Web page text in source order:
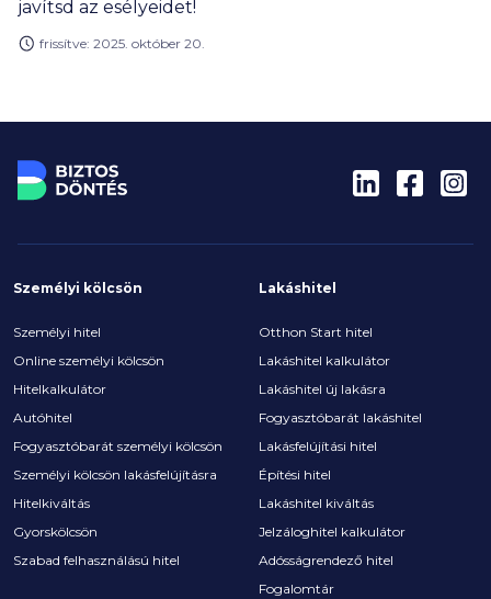
javítsd az esélyeidet!
frissítve: 2025. október 20.
Személyi kölcsön
Személyi hitel
Online személyi kölcsön
Hitelkalkulátor
Autóhitel
Fogyasztóbarát személyi kölcsön
Személyi kölcsön lakásfelújításra
Hitelkiváltás
Gyorskölcsön
Szabad felhasználású hitel
Lakáshitel
Otthon Start hitel
Lakáshitel kalkulátor
Lakáshitel új lakásra
Fogyasztóbarát lakáshitel
Lakásfelújítási hitel
Építési hitel
Lakáshitel kiváltás
Jelzáloghitel kalkulátor
Adósságrendező hitel
Fogalomtár